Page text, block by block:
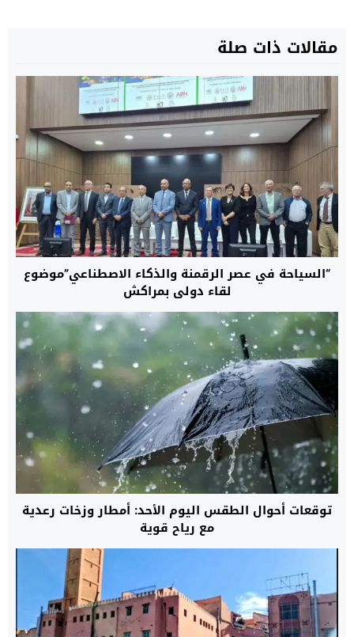
مقالات ذات صلة
“السياحة في عصر الرقمنة والذكاء الاصطناعي”موضوع
لقاء دولي بمراكش
توقعات أحوال الطقس اليوم الأحد: أمطار وزخات رعدية
مع رياح قوية